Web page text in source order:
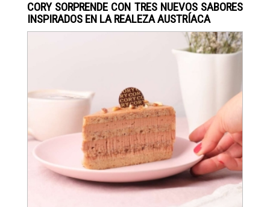
CORY SORPRENDE CON TRES NUEVOS SABORES
INSPIRADOS EN LA REALEZA AUSTRÍACA